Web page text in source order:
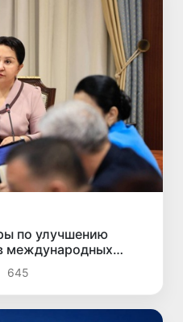
по улучшению
международных
645